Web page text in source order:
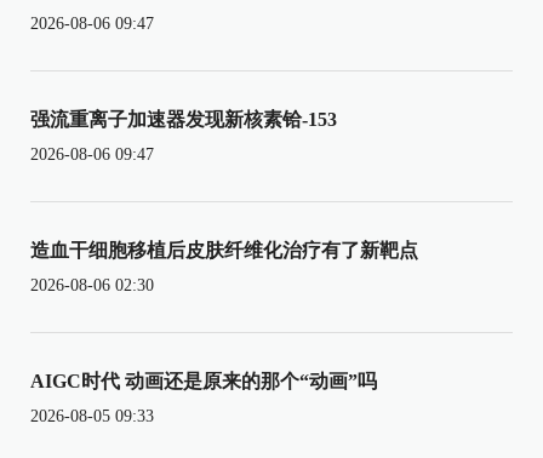
2026-08-06 09:47
强流重离子加速器发现新核素铪-153
2026-08-06 09:47
造血干细胞移植后皮肤纤维化治疗有了新靶点
2026-08-06 02:30
AIGC时代 动画还是原来的那个“动画”吗
2026-08-05 09:33